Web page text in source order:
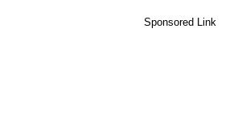
Sponsored Link